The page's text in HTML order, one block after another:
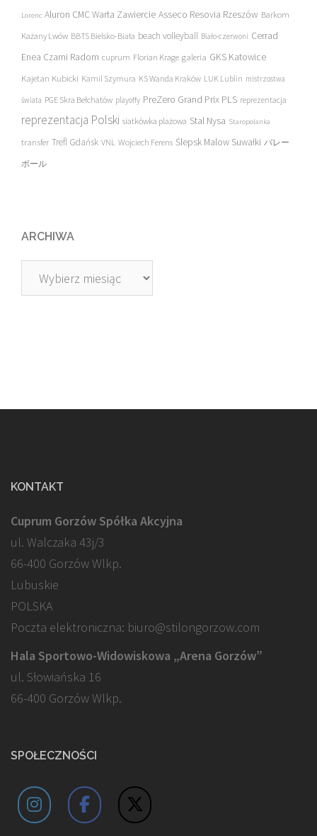
Lorenc Aluron CMC Warta Zawiercie Asseco Resovia Rzeszów Barkom
Każany Lwów BBTS Bielsko-Biała beach volleyball Biało-czerwoni Cerrad
Enea Czarni Radom cuprum Florian Krage galeria GKS Katowice
Kajetan Kubicki Kamil Szymura KS Wanda Kraków LUK Lublin mistrzostwa
świata PGE Skra Bełchatów playoffy PreZero Grand Prix PLS reprezentacja
reprezentacja Polski siatkówka plażowa Stal Nysa Staropolanka
transfer Trefl Gdańsk VNL Wojciech Ferens Ślepsk Malow Suwałki バレー
ボール
ARCHIWA
Archiwa
KONTAKT
Cuprum Gorzów Spółka Akcyjna
ul. Walczaka 43j/3
66-400 Gorzów Wlkp.
Lubuskie
POLSKA
Poczta elektroniczna: biuro@stilongorzow.com
Hala Sportowo-Widowiskowa „Arena Gorzów”
ul. Słowiańska 16
66-400 Gorzów Wlkp.
SPOŁECZNOŚCI